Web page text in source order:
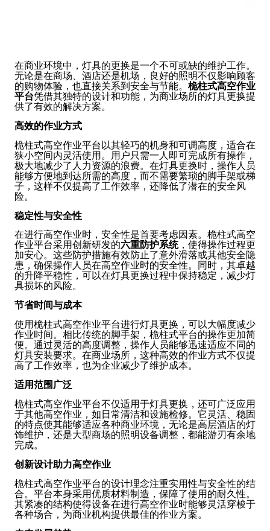
在商业环境中，灯具的更换是一个不可或缺的维护工作。
无论是在商场、酒店还是机场，良好的照明不仅影响顾客
的购物体验，也直接关系到安全与节能。 桅柱式高空作业
平台凭借其独特的设计和功能，为商业场所的灯具更换提
供了有效的解决方案。
高效的作业方式
桅柱式高空作业平台以其轻巧的机身和可调高度，适合在
狭小空间内灵活使用。用户只需一人即可完成所有操作，
极大地减少了人力资源的浪费。在灯具更换时，操作人员
能够方便地到达所需的高度，而不需要繁琐的脚手架或梯
子，这样不仅提高了工作效率，还降低了潜在的安全风
险。
稳定性与安全性
在进行高空作业时，安全性是首要考虑因素。桅柱式高空
作业平台采用创新研发的六重防护系统，使得操作过程更
加安心。这些防护措施有效防止了意外滑落或其他安全隐
患，确保操作人员在高空作业时的安全性。同时，其卓越
的升降平稳性，可以在灯具更换过程中保持稳定，减少灯
具损坏的风险。
节省时间与成本
使用桅柱式高空作业平台进行灯具更换，可以大幅度减少
作业时间。相比传统的脚手架，桅柱式平台的操作更加简
便。通过灵活的高度调整，操作人员能够迅速适应不同的
灯具安装要求。在商业场所，这种高效的作业方式不仅提
高了工作效率，也为企业减少了维护成本。
适用范围广泛
桅柱式高空作业平台不仅适用于灯具更换，还可广泛应用
于其他高空作业，如日常清洁和设施检修。它灵活、稳固
的特点使其能够适应各种商业环境，无论是高层酒店的灯
饰维护，还是大型商场的照明设备调整，都能游刃有余地
完成。
创新设计助力高空作业
桅柱式高空作业平台的设计理念注重实用性与安全性的结
合。平台本身采用优质材料制造，保障了使用的耐久性。
其紧凑的结构使得设备在进行高空作业时能够灵活穿梭于
各种场合，为商业机构提供最佳的作业方案。